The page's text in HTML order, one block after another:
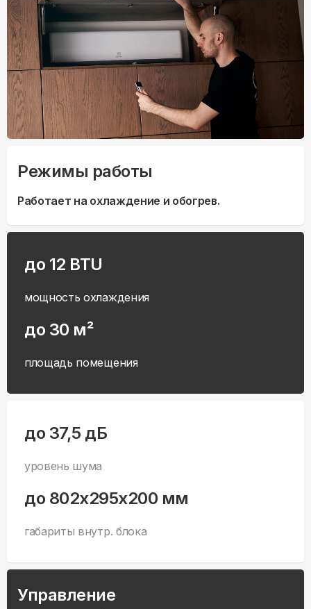
Режимы работы
Работает на охлаждение и обогрев.
до 12 BTU
мощность охлаждения
до 30 м²
площадь помещения
до 37,5 дБ
уровень шума
до 802x295x200 мм
габариты внутр. блока
Управление